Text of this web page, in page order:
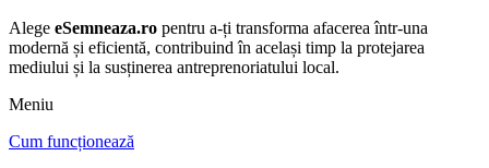
Alege eSemneaza.ro pentru a-ți transforma afacerea într-una
modernă și eficientă, contribuind în același timp la protejarea
mediului și la susținerea antreprenoriatului local.
Meniu
Cum funcționează